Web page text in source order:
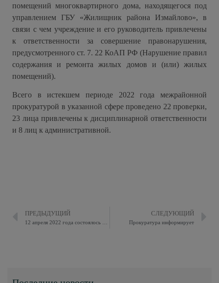
помещений многоквартирного дома, находящегося под
управлением ГБУ «Жилищник района Измайлово», в
связи с чем учреждение и его руководитель привлечены
к ответственности за совершение правонарушения,
предусмотренного ст. 7. 22 КоАП РФ (Нарушение правил
содержания и ремонта жилых домов и (или) жилых
помещений).
Всего в истекшем периоде 2022 года межрайонной
прокуратурой в указанной сфере проведено 22 проверки,
23 лица привлечены к дисциплинарной ответственности
и 8 лиц к административной.
ПРЕДЫДУЩИЙ СЛЕДУЮЩИЙ
Прокуратура информирует